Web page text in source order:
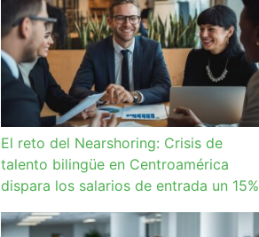
El reto del Nearshoring: Crisis de
talento bilingüe en Centroamérica
dispara los salarios de entrada un 15%